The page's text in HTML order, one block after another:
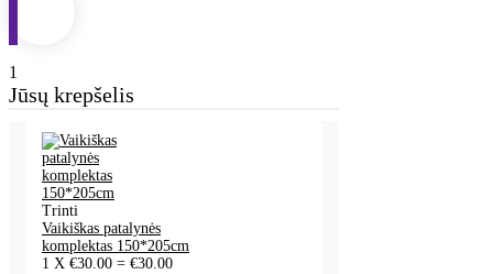
1
Jūsų krepšelis
Trinti
Vaikiškas patalynės
komplektas 150*205cm
1 X €30.00 = €30.00